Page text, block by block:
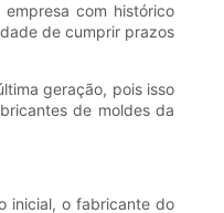
com histórico
de cumprir prazos
geração, pois isso
de moldes da
inicial, o fabricante do